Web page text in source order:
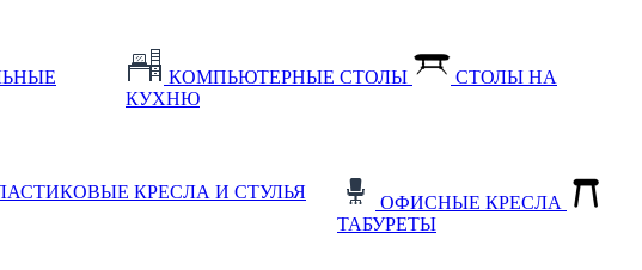
КОМПЬЮТЕРНЫЕ СТОЛЫ
СТОЛЫ НА
КУХНЮ
КРЕСЛА И СТУЛЬЯ
ОФИСНЫЕ КРЕСЛА
ТАБУРЕТЫ